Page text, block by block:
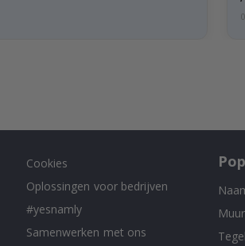
Cookies
Oplossingen voor bedrijven
#yesnamly
Samenwerken met ons